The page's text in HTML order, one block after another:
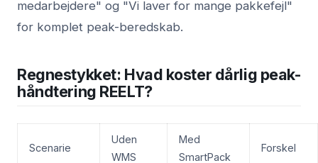
medarbejdere" og "Vi laver for mange pakkefejl"
for komplet peak-beredskab.
Regnestykket: Hvad koster dårlig peak-
håndtering REELT?
Scenarie
Uden
WMS
Med
SmartPack
Forskel